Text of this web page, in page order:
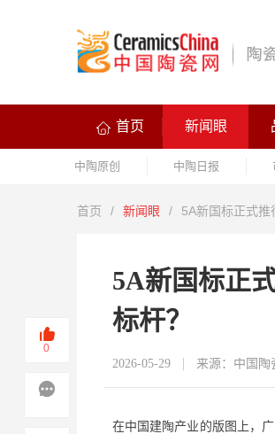
首页 新闻眼
中陶原创 中陶日报
首页 / 新闻眼 / 5A新国标正式推
5A新国标正
标杆？
2026-05-29 来源：中国陶
在中国建陶产业的版图上，
0